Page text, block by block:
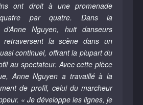
ont droit à une promenade
quatre par quatre. Dans la
d’Anne Nguyen, huit danseurs
retraversent la scène dans un
continuel, offrant la plupart du
au spectateur. Avec cette pièce
Anne Nguyen a travaillé à la
de profil, celui du marcheur
« Je développe les lignes, je